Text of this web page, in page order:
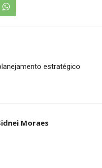
estratégico
Moraes